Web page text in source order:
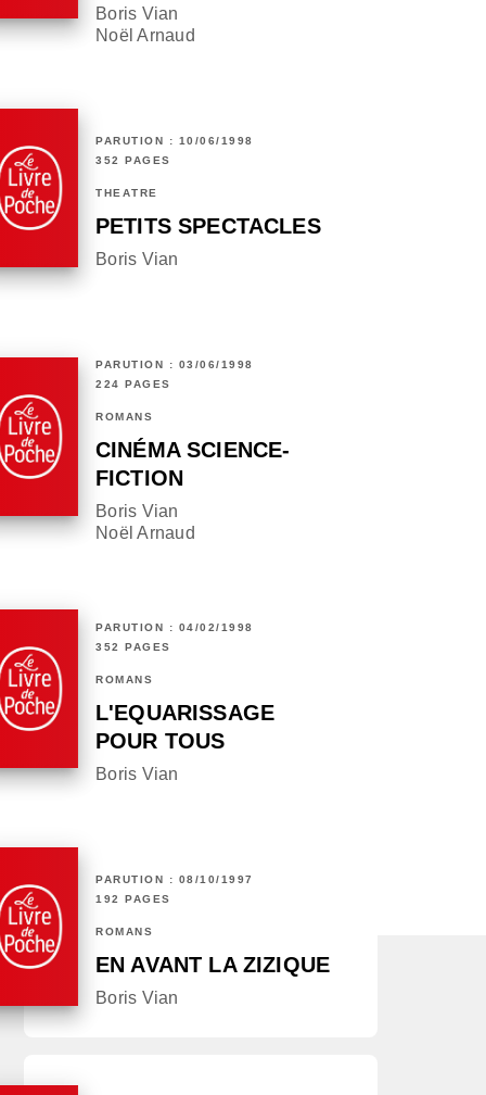
Boris Vian
Noël Arnaud
PARUTION : 10/06/1998
352 PAGES
THÉÂTRE
PETITS SPECTACLES
Boris Vian
PARUTION : 03/06/1998
224 PAGES
ROMANS
CINÉMA SCIENCE-
FICTION
Boris Vian
Noël Arnaud
PARUTION : 04/02/1998
352 PAGES
ROMANS
L'EQUARISSAGE
POUR TOUS
Boris Vian
PARUTION : 08/10/1997
192 PAGES
ROMANS
EN AVANT LA ZIZIQUE
Boris Vian